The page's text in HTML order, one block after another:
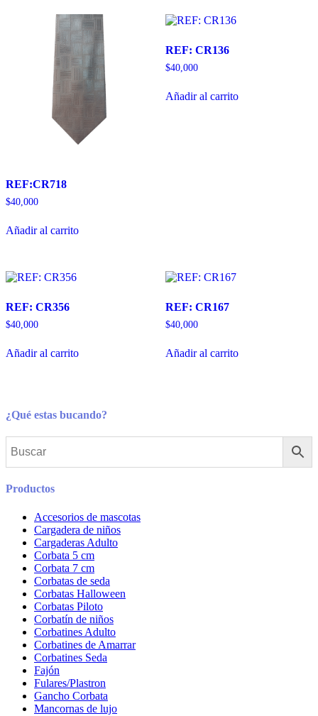
REF:CR718
$40,000
Añadir al carrito
REF: CR136
$40,000
Añadir al carrito
REF: CR356
$40,000
Añadir al carrito
REF: CR167
$40,000
Añadir al carrito
¿Qué estas bucando?
Productos
Accesorios de mascotas
Cargadera de niños
Cargaderas Adulto
Corbata 5 cm
Corbata 7 cm
Corbatas de seda
Corbatas Halloween
Corbatas Piloto
Corbatín de niños
Corbatines Adulto
Corbatines de Amarrar
Corbatines Seda
Fajón
Fulares/Plastron
Gancho Corbata
Mancornas de lujo